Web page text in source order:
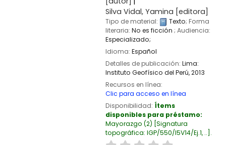
Silva Vidal, Yamina [editora]
Tipo de material: Texto; Forma
literaria: No es ficción ; Audiencia:
Especializado;
Idioma: Español
Detalles de publicación: Lima:
Instituto Geofísico del Perú,2013
Recursos en línea:
Clic para acceso en línea
Disponibilidad: Ítems
disponibles para préstamo:
Mayorazgo (2) Signatura
topográfica: IGP/550/I5V14/Ej.1, .. .